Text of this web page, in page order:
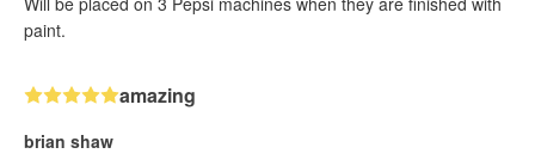
paint.
amazing
brian shaw